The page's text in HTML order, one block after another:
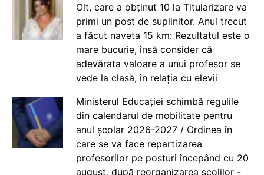
Olt, care a obținut 10 la Titularizare va
primi un post de suplinitor. Anul trecut
a făcut naveta 15 km: Rezultatul este o
mare bucurie, însă consider că
adevărata valoare a unui profesor se
vede la clasă, în relația cu elevii
Ministerul Educației schimbă regulile
din calendarul de mobilitate pentru
anul școlar 2026-2027 / Ordinea în
care se va face repartizarea
profesorilor pe posturi începând cu 20
august, după reorganizarea școlilor -